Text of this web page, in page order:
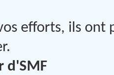
efforts, ils ont
d'SMF